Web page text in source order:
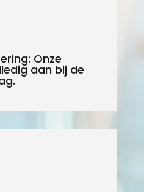
Onze
aan bij de